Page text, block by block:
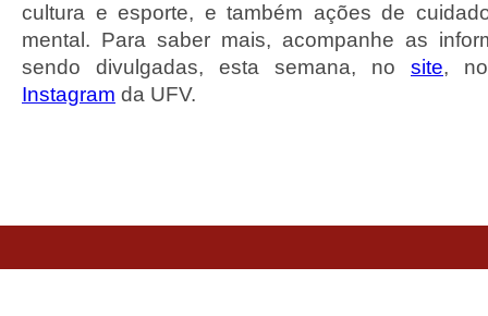
cultura e esporte, e também ações de
mental. Para saber mais, acompanhe as
sendo divulgadas, esta semana, no site,
Instagram da UFV.